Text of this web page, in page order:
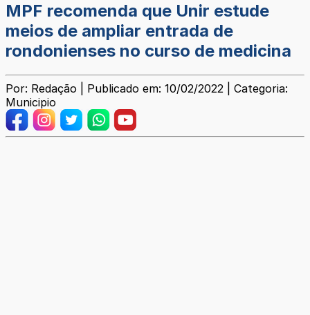
MPF recomenda que Unir estude
meios de ampliar entrada de
rondonienses no curso de medicina
Por: Redação | Publicado em: 10/02/2022 | Categoria:
Municipio